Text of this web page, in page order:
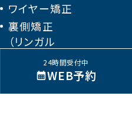
ワイヤー矯正
裏側矯正
（リンガル
ブラケット矯正）
小児矯正
矯正Q&A
24時間受付中
WEB予約